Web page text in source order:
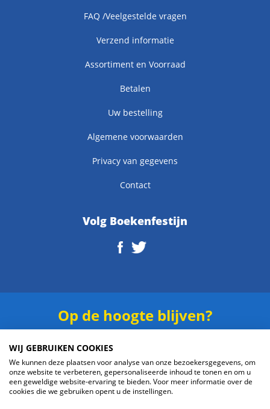
FAQ /Veelgestelde vragen
Verzend informatie
Assortiment en Voorraad
Betalen
Uw bestelling
Algemene voorwaarden
Privacy van gegevens
Contact
Volg Boekenfestijn
Op de hoogte blijven?
WIJ GEBRUIKEN COOKIES
We kunnen deze plaatsen voor analyse van onze bezoekersgegevens, om
onze website te verbeteren, gepersonaliseerde inhoud te tonen en om u
een geweldige website-ervaring te bieden. Voor meer informatie over de
cookies die we gebruiken opent u de instellingen.